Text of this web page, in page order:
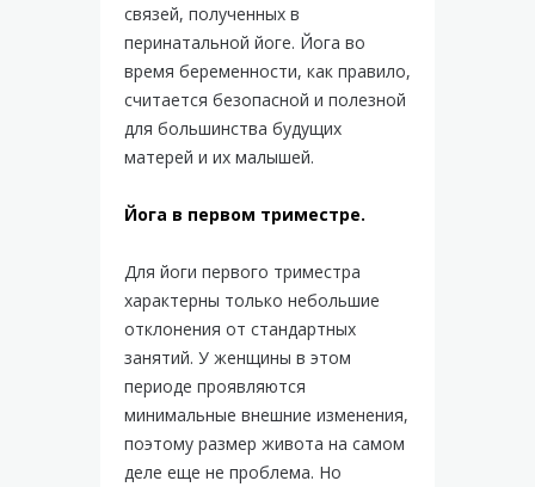
связей, полученных в
перинатальной йоге. Йога во
время беременности, как правило,
считается безопасной и полезной
для большинства будущих
матерей и их малышей.
Йога в первом триместре.
Для йоги первого триместра
характерны только небольшие
отклонения от стандартных
занятий. У женщины в этом
периоде проявляются
минимальные внешние изменения,
поэтому размер живота на самом
деле еще не проблема. Но